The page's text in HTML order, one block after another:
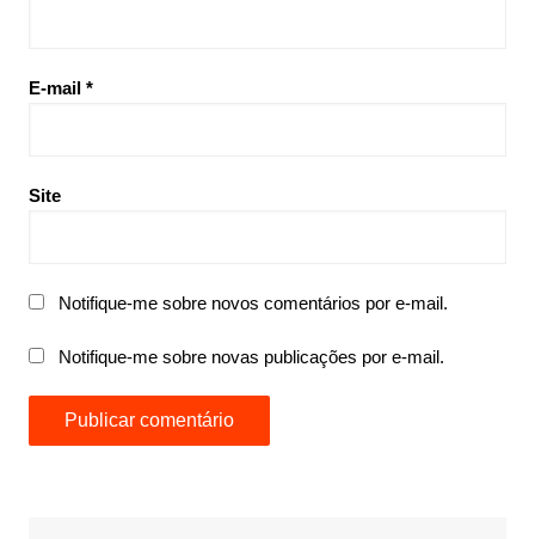
E-mail *
Site
Notifique-me sobre novos comentários por e-mail.
Notifique-me sobre novas publicações por e-mail.